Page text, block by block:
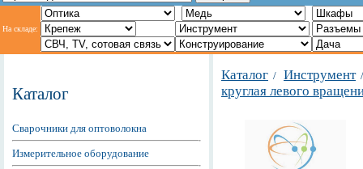
На складе:
Каталог
Сварочники для оптоволокна
Измерительное оборудование
Каталог / Инструмент
круглая левого